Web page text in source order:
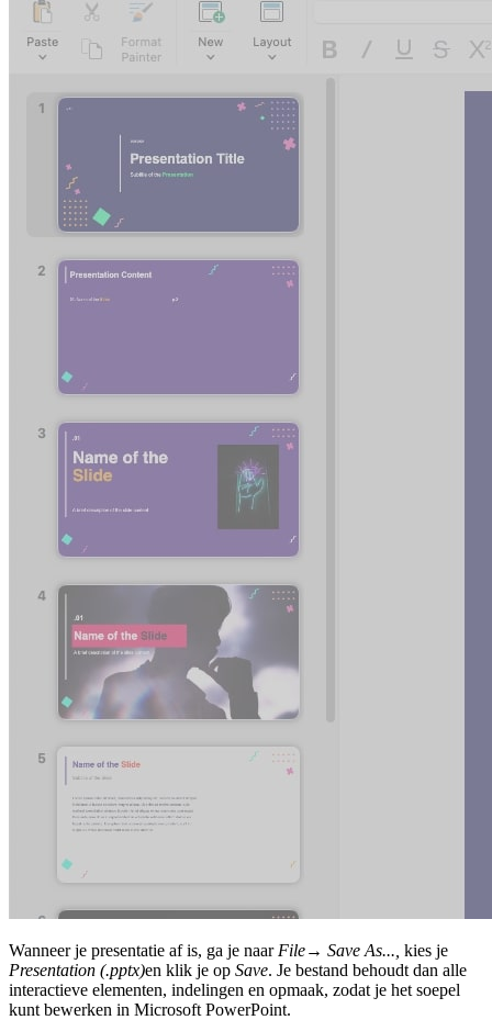
Wanneer je presentatie af is, ga je naar File→ Save As..., kies je
Presentation (.pptx)en klik je op Save. Je bestand behoudt dan alle
interactieve elementen, indelingen en opmaak, zodat je het soepel
kunt bewerken in Microsoft PowerPoint.